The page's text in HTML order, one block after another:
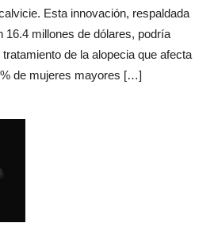
Esta innovación, respaldada
16.4 millones de dólares, podría
de la alopecia que afecta
de mujeres mayores […]